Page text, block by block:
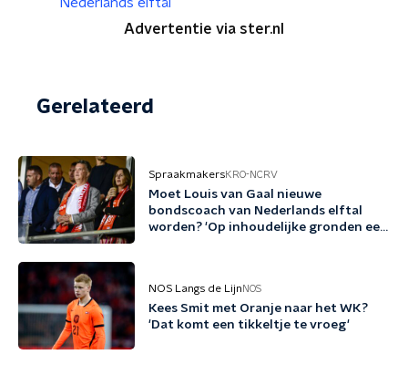
Advertentie via ster.nl
Gerelateerd
SpraakmakersKRO-NCRV
Moet Louis van Gaal nieuwe
bondscoach van Nederlands elftal
worden? 'Op inhoudelijke gronden een
NOS Langs de Lijn NOS
Kees Smit met Oranje naar het WK?
'Dat komt een tikkeltje te vroeg'